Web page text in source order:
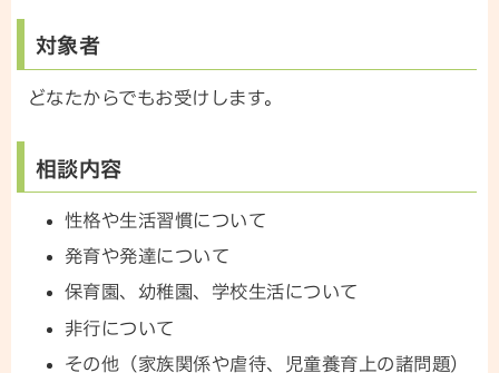
対象者
どなたからでもお受けします。
相談内容
性格や生活習慣について
発育や発達について
保育園、幼稚園、学校生活について
非行について
その他（家族関係や虐待、児童養育上の諸問題）